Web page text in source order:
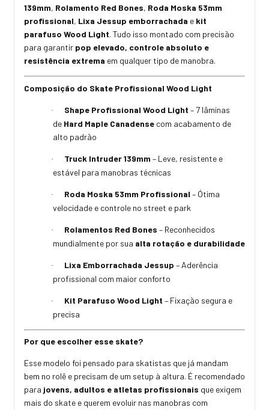
139mm, Rolamento Red Bones, Roda Moska 53mm
profissional, Lixa Jessup emborrachada e kit
parafuso Wood Light. Tudo isso montado com precisão
para garantir pop elevado, controle absoluto e
resistência extrema em qualquer tipo de manobra.
Composição do Skate Profissional Wood Light
· Shape Profissional Wood Light – 7 lâminas
de Hard Maple Canadense com acabamento de
alto padrão
· Truck Intruder 139mm – Leve, resistente e
estável para manobras técnicas
· Roda Moska 53mm Profissional – Ótima
velocidade e controle no street e park
· Rolamentos Red Bones – Reconhecidos
mundialmente por sua alta rotação e durabilidade
· Lixa Emborrachada Jessup – Aderência
profissional com maior conforto
· Kit Parafuso Wood Light – Fixação segura e
precisa
Por que escolher esse skate?
Esse modelo foi pensado para skatistas que já mandam
bem no rolê e precisam de um setup à altura. É recomendado
para jovens, adultos e atletas profissionais que exigem
mais do skate e querem evoluir nas manobras com